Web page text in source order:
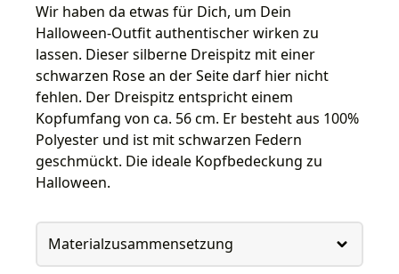
Wir haben da etwas für Dich, um Dein
Halloween-Outfit authentischer wirken zu
lassen. Dieser silberne Dreispitz mit einer
schwarzen Rose an der Seite darf hier nicht
fehlen. Der Dreispitz entspricht einem
Kopfumfang von ca. 56 cm. Er besteht aus 100%
Polyester und ist mit schwarzen Federn
geschmückt. Die ideale Kopfbedeckung zu
Halloween.
Materialzusammensetzung